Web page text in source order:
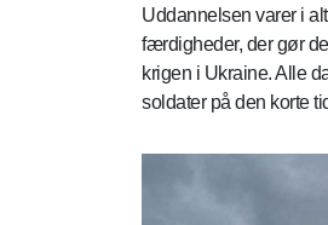
Uddannelsen varer i
færdigheder, der gør
krigen i Ukraine. Alle
soldater på den korte